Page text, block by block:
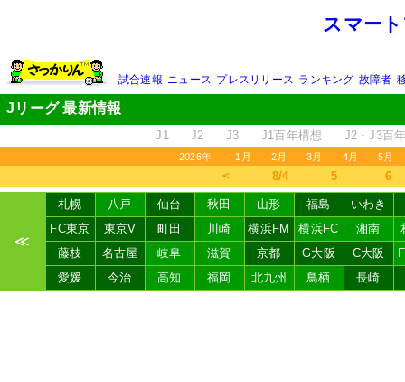
スマー
試合速報 ニュース プレスリリース ランキング 故障者
Jリーグ 最新情報
J1 J2 J3 J1百年構想 J2・J3百
2026年 1月 2月 3月 4月 5月
＜ 8/4 5 6
≪
札幌 八戸 仙台 秋田 山形 福島
いわき
FC東京
東京V 町田 川崎 横浜FM 横浜FC 湘南
藤枝
名古屋 岐阜 滋賀 京都 G大阪 C大阪
愛媛
今治 高知 福岡 北九州 鳥栖 長崎